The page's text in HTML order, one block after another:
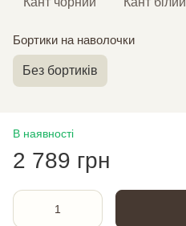
Бортики на наволочки
Без бортиків
В наявності
2 789 грн